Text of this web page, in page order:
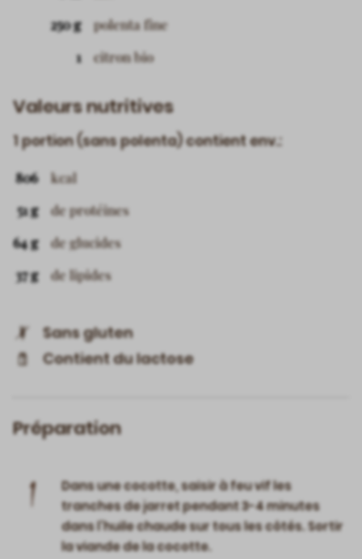
250 g
polenta fine
1
citron bio
Valeurs nutritives
1 portion (sans polenta) contient env.:
806
kcal
51 g
de protéines
64 g
de glucides
37 g
de lipides
Sans gluten
Contient du lactose
Préparation
1
Dans une cocotte, saisir à feu vif les
tranches de jarret pendant 3-4 minutes
dans l’huile chaude sur tous les côtés. Sortir
la viande de la cocotte.